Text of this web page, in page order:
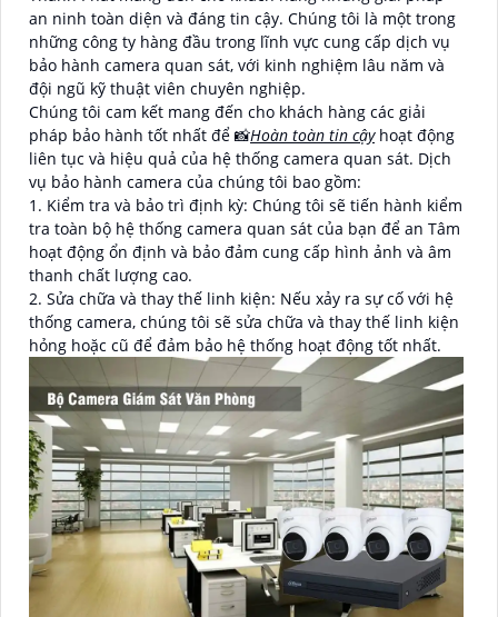
an ninh toàn diện và đáng tin cậy. Chúng tôi là một trong
những công ty hàng đầu trong lĩnh vực cung cấp dịch vụ
bảo hành camera quan sát, với kinh nghiệm lâu năm và
đội ngũ kỹ thuật viên chuyên nghiệp.
Chúng tôi cam kết mang đến cho khách hàng các giải
pháp bảo hành tốt nhất để 📸Hoàn toàn tin cậyhoạt động
liên tục và hiệu quả của hệ thống camera quan sát. Dịch
vụ bảo hành camera của chúng tôi bao gồm:
1. Kiểm tra và bảo trì định kỳ: Chúng tôi sẽ tiến hành kiểm
tra toàn bộ hệ thống camera quan sát của bạn để an Tâm
hoạt động ổn định và bảo đảm cung cấp hình ảnh và âm
thanh chất lượng cao.
2. Sửa chữa và thay thế linh kiện: Nếu xảy ra sự cố với hệ
thống camera, chúng tôi sẽ sửa chữa và thay thế linh kiện
hỏng hoặc cũ để đảm bảo hệ thống hoạt động tốt nhất.